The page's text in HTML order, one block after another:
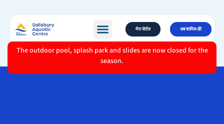
मेरा पोर्टल अब शामिल हों!
The outdoor pool, splash park and slides are now closed for the
season.